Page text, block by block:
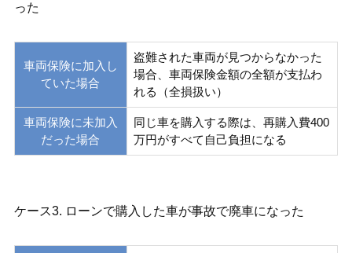
った
車両保険に加入し
ていた場合
盗難された車両が見つからなかった
場合、車両保険金額の全額が支払わ
れる（全損扱い）
車両保険に未加入
だった場合
同じ車を購入する際は、再購入費400
万円がすべて自己負担になる
ケース3. ローンで購入した車が事故で廃車になった